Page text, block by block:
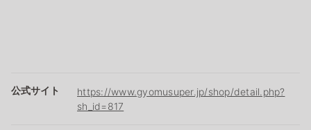
公式サイト
https://www.gyomusuper.jp/shop/detail.php?
sh_id=817